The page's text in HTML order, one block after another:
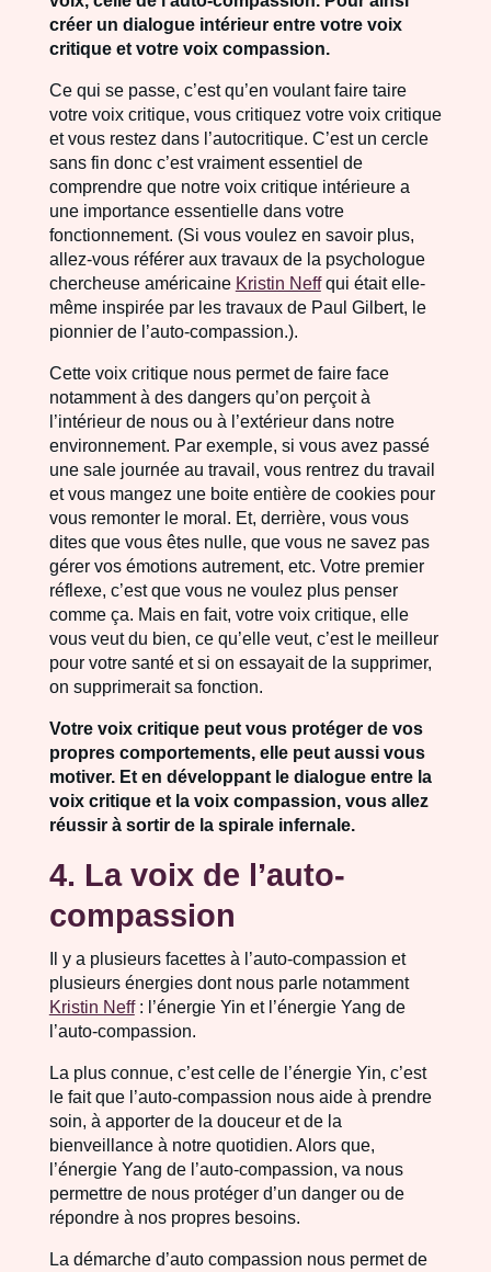
créer un dialogue intérieur entre votre voix
critique et votre voix compassion.
Ce qui se passe, c’est qu’en voulant faire taire
votre voix critique, vous critiquez votre voix critique
et vous restez dans l’autocritique. C’est un cercle
sans fin donc c’est vraiment essentiel de
comprendre que notre voix critique intérieure a
une importance essentielle dans votre
fonctionnement. (Si vous voulez en savoir plus,
allez-vous référer aux travaux de la psychologue
chercheuse américaine Kristin Neffqui était elle-
même inspirée par les travaux de Paul Gilbert, le
pionnier de l’auto-compassion.).
Cette voix critique nous permet de faire face
notamment à des dangers qu’on perçoit à
l’intérieur de nous ou à l’extérieur dans notre
environnement. Par exemple, si vous avez passé
une sale journée au travail, vous rentrez du travail
et vous mangez une boite entière de cookies pour
vous remonter le moral. Et, derrière, vous vous
dites que vous êtes nulle, que vous ne savez pas
gérer vos émotions autrement, etc. Votre premier
réflexe, c’est que vous ne voulez plus penser
comme ça. Mais en fait, votre voix critique, elle
vous veut du bien, ce qu’elle veut, c’est le meilleur
pour votre santé et si on essayait de la supprimer,
on supprimerait sa fonction.
Votre voix critique peut vous protéger de vos
propres comportements, elle peut aussi vous
motiver. Et en développant le dialogue entre la
voix critique et la voix compassion, vous allez
réussir à sortir de la spirale infernale.
4. La voix de l’auto-
compassion
Il y a plusieurs facettes à l’auto-compassion et
plusieurs énergies dont nous parle notamment
Kristin Neff: l’énergie Yin et l’énergie Yang de
l’auto-compassion.
La plus connue, c’est celle de l’énergie Yin, c’est
le fait que l’auto-compassion nous aide à prendre
soin, à apporter de la douceur et de la
bienveillance à notre quotidien. Alors que,
l’énergie Yang de l’auto-compassion, va nous
permettre de nous protéger d’un danger ou de
répondre à nos propres besoins.
La démarche d’auto compassion nous permet de